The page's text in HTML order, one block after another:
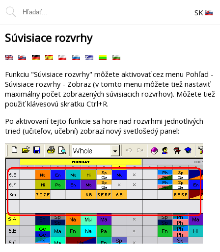
SK
Súvisiace rozvrhy
Funkciu "Súvisiace rozvrhy" môžete aktivovať cez menu Pohľad -
Súvisiace rozvrhy - Zobraz (v tomto menu môžete tiež nastaviť
maximálny počet zobrazených súvisiacich rozvrhov). Môžete tiež
použiť klávesovú skratku Ctrl+R.
Po aktivovaní tejto funkcie sa hore nad rozvrhmi jednotlivých
tried (učiteľov, učební) zobrazí nový svetlošedý panel: